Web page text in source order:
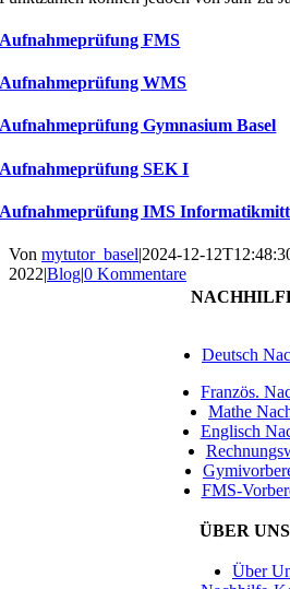
Aufnahmeprüfung FMS
Aufnahmeprüfung WMS
Aufnahmeprüfung Gymnasium Basel
Aufnahmeprüfung SEK I
Aufnahmeprüfung IMS
Von mytutor_basel|2024-12-
2022|Blog|0 Kommentare
Deutsch
Französ.
Mathe
Englisch
FMS-
ÜBER UNS
Über